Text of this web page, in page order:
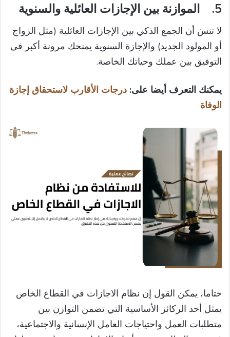
5. الموازنة بين الإجازات العائلية والسنوية
لا تنسَ أن الجمع الذكي بين الإجازات العائلية (مثل الزواج
أو المولود الجديد) والإجازة السنوية يمنحك مرونة أكبر في
التوفيق بين عملك وحياتك الخاصة.
يمكنك التعرف أيضا على: درجات الأقارب لاستحقاق إجازة
الوفاة
ختاما، يمكن القول إن نظام الاجازات في القطاع الخاص
يمثل أحد الركائز الأساسية التي تضمن التوازن بين
متطلبات العمل واحتياجات العامل الإنسانية والاجتماعية،